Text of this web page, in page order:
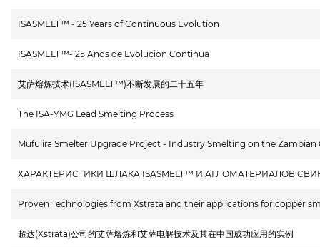
ISASMELT™ - 25 Years of Continuous Evolution
ISASMELT™- 25 Anos de Evolucion Continua
艾萨熔炼技术(ISASMELT™)不断发展的二十五年
The ISA-YMG Lead Smelting Process
Mufulira Smelter Upgrade Project - Industry Smelting on the Zambian
ХАРАКТЕРИСТИКИ ШЛАКА ISASMELT™ И АГЛОМАТЕРИАЛОВ
Proven Technologies from Xstrata and their applications for copper
超达(Xstrata)公司的艾萨熔炼和艾萨电解技术及其在中国成功应用的实例